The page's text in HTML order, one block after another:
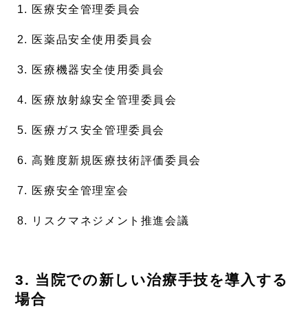
医療安全管理委員会
医薬品安全使用委員会
医療機器安全使用委員会
医療放射線安全管理委員会
医療ガス安全管理委員会
高難度新規医療技術評価委員会
医療安全管理室会
リスクマネジメント推進会議
3. 当院での新しい治療手技を導入する
場合